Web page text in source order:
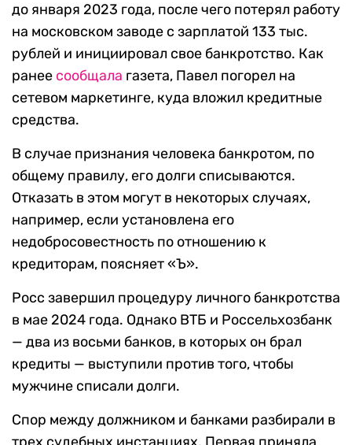
до января 2023 года, после чего потерял работу
на московском заводе с зарплатой 133 тыс.
рублей и инициировал свое банкротство. Как
ранее сообщала газета, Павел погорел на
сетевом маркетинге, куда вложил кредитные
средства.
В случае признания человека банкротом, по
общему правилу, его долги списываются.
Отказать в этом могут в некоторых случаях,
например, если установлена его
недобросовестность по отношению к
кредиторам, поясняет «Ъ».
Росс завершил процедуру личного банкротства
в мае 2024 года. Однако ВТБ и Россельхозбанк
— два из восьми банков, в которых он брал
кредиты — выступили против того, чтобы
мужчине списали долги.
Спор между должником и банками разбирали в